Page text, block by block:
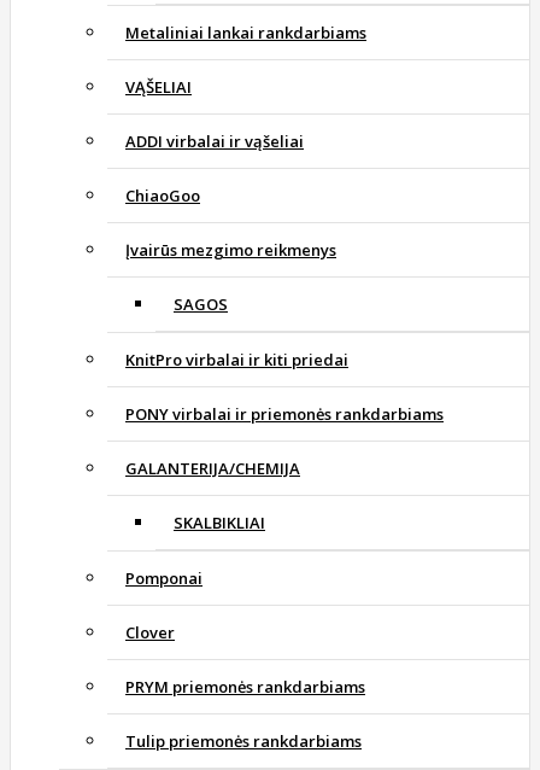
Metaliniai lankai rankdarbiams
VĄŠELIAI
ADDI virbalai ir vąšeliai
ChiaoGoo
Įvairūs mezgimo reikmenys
SAGOS
KnitPro virbalai ir kiti priedai
PONY virbalai ir priemonės rankdarbiams
GALANTERIJA/CHEMIJA
SKALBIKLIAI
Pomponai
Clover
PRYM priemonės rankdarbiams
Tulip priemonės rankdarbiams